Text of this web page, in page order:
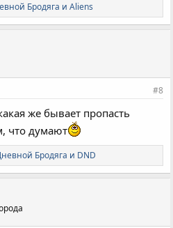
Бродяга иAliens
#8
же бывает пропасть
что думают
Бродяга и DND